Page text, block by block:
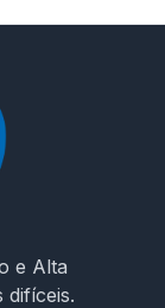
e Alta
difíceis.